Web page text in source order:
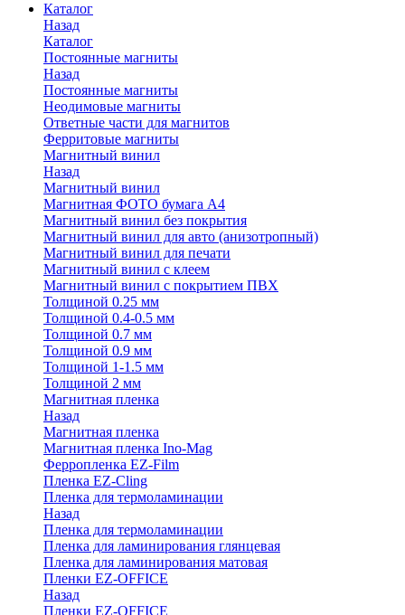
Каталог
Назад
Каталог
Постоянные магниты
Назад
Постоянные магниты
Неодимовые магниты
Ответные части для магнитов
Ферритовые магниты
Магнитный винил
Назад
Магнитный винил
Магнитная ФОТО бумага А4
Магнитный винил без покрытия
Магнитный винил для авто (анизотропный)
Магнитный винил для печати
Магнитный винил с клеем
Магнитный винил с покрытием ПВХ
Толщиной 0.25 мм
Толщиной 0.4-0.5 мм
Толщиной 0.7 мм
Толщиной 0.9 мм
Толщиной 1-1.5 мм
Толщиной 2 мм
Магнитная пленка
Назад
Магнитная пленка
Магнитная пленка Ino-Mag
Ферропленка EZ-Film
Пленка EZ-Cling
Пленка для термоламинации
Назад
Пленка для термоламинации
Пленка для ламинирования глянцевая
Пленка для ламинирования матовая
Пленки EZ-OFFICE
Назад
Пленки EZ-OFFICE